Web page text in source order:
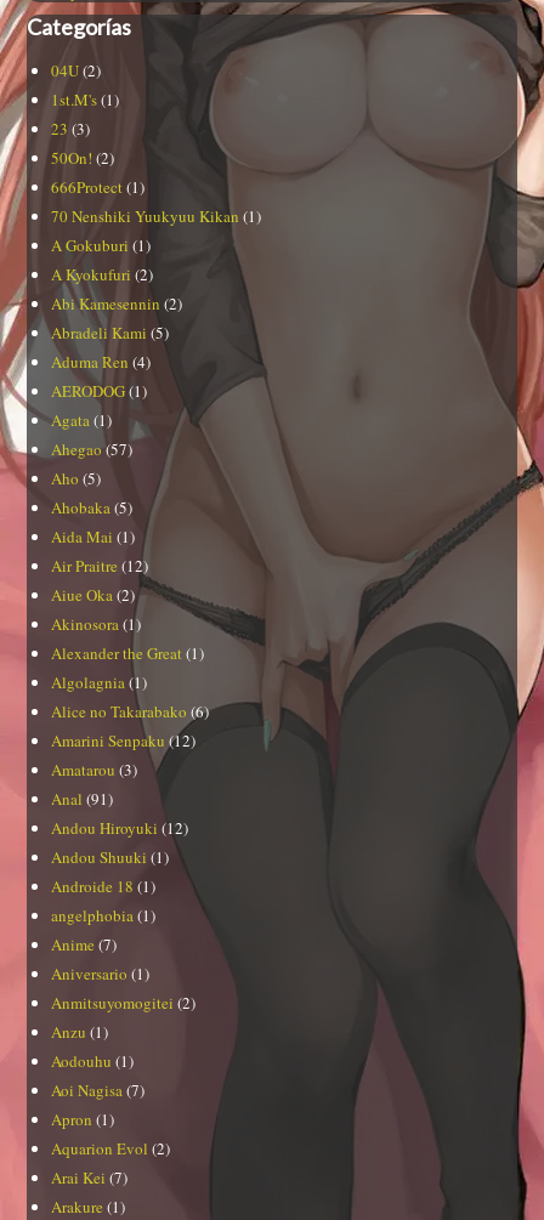
Categorías
04U(2)
1st.M's(1)
23 (3)
50On! (2)
666Protect(1)
70 Nenshiki Yuukyuu Kikan (1)
A Gokuburi (1)
A Kyokufuri (2)
Abi Kamesennin (2)
Abradeli Kami (5)
Aduma Ren (4)
AERODOG(1)
Agata(1)
Ahegao (57)
Aho (5)
Ahobaka(5)
Aida Mai (1)
Air Praitre (12)
Aiue Oka(2)
Akinosora(1)
Alexander the Great (1)
Algolagnia(1)
Alice no Takarabako (6)
Amarini Senpaku (12)
Amatarou (3)
Anal (91)
Andou Hiroyuki (12)
Andou Shuuki (1)
Androide 18 (1)
angelphobia(1)
Anime (7)
Aniversario (1)
Anmitsuyomogitei (2)
Anzu (1)
Aodouhu (1)
Aoi Nagisa(7)
Apron (1)
Aquarion Evol (2)
Arai Kei (7)
Arakure (1)